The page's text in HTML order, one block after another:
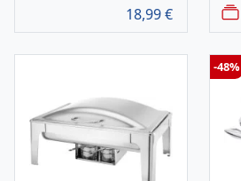
18,99€
-48%